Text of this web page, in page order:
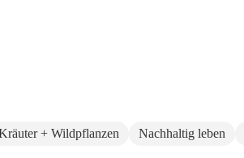
+ Wildpflanzen Nachhaltig leben